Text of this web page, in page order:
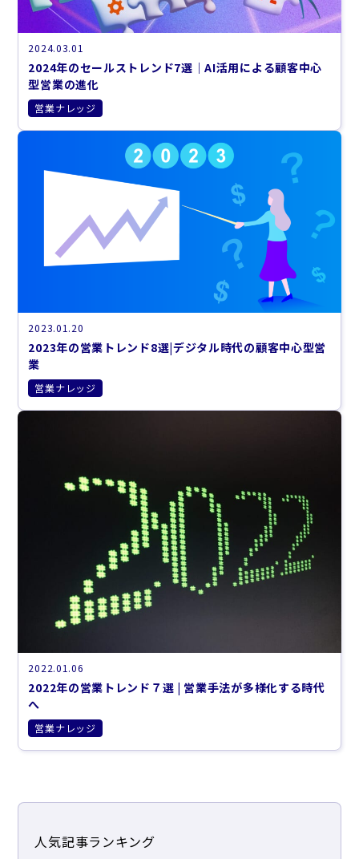
2024.03.01
2024年のセールストレンド7選｜AI活用による顧客中心
型営業の進化
営業ナレッジ
2023.01.20
2023年の営業トレンド8選|デジタル時代の顧客中心型営
業
営業ナレッジ
2022.01.06
2022年の営業トレンド７選 | 営業手法が多様化する時代
へ
営業ナレッジ
人気記事ランキング